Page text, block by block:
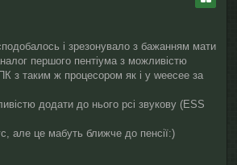
а
і зрезонувало з бажанням мати
першого пентіума з можливістю
з таким ж процесором як і у weecee за
додати до нього pci звукову (ESS
але це мабуть ближче до пенсії:)